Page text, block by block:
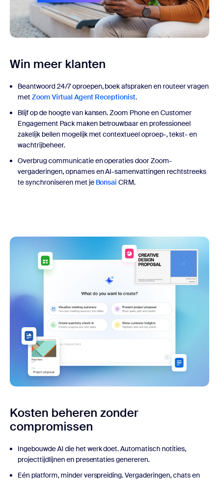
Win meer klanten
Beantwoord 24/7 oproepen, boek afspraken en routeer vragen
met Zoom Virtual Agent Receptionist.
Blijf op de hoogte van kansen. Zoom Phone en Customer
Engagement Pack maken betrouwbaar en professioneel
zakelijk bellen mogelijk met contextueel oproep-, tekst- en
wachtrijbeheer.
Overbrug communicatie en operaties door Zoom-
vergaderingen, opnames en AI-samenvattingen rechtstreeks
te synchroniseren met je Bonsai CRM.
Kosten beheren zonder
compromissen
Ingebouwde AI die het werk doet. Automatisch notities,
projecttijdlijnen en presentaties genereren.
Eén platform, minder verspreiding. Vergaderingen, chats en